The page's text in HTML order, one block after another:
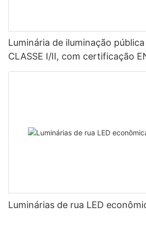
Luminária de iluminação
CLASSE I/II, com certificação
Luminárias de rua LED